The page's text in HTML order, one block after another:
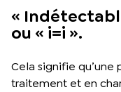
«
ou « i=i ».
Cela signifie qu’une
traitement et en